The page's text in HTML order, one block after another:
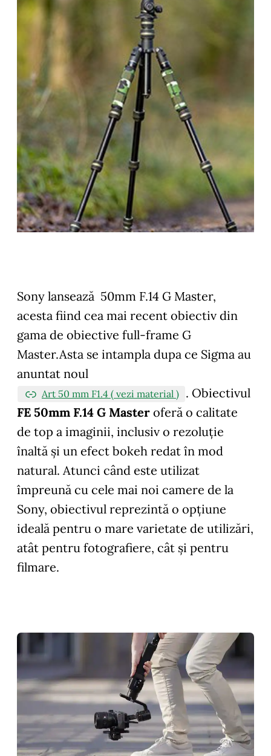
Sony lansează 50mm F.14 G Master,
acesta fiind cea mai recent obiectiv din
gama de obiective full-frame G
Master.Asta se intampla dupa ce Sigma au
anuntat noul
Art 50 mm F1.4 ( vezi material ) . Obiectivul
FE 50mm F.14 G Master oferă o calitate
de top a imaginii, inclusiv o rezoluție
înaltă și un efect bokeh redat în mod
natural. Atunci când este utilizat
împreună cu cele mai noi camere de la
Sony, obiectivul reprezintă o opțiune
ideală pentru o mare varietate de utilizări,
atât pentru fotografiere, cât și pentru
filmare.